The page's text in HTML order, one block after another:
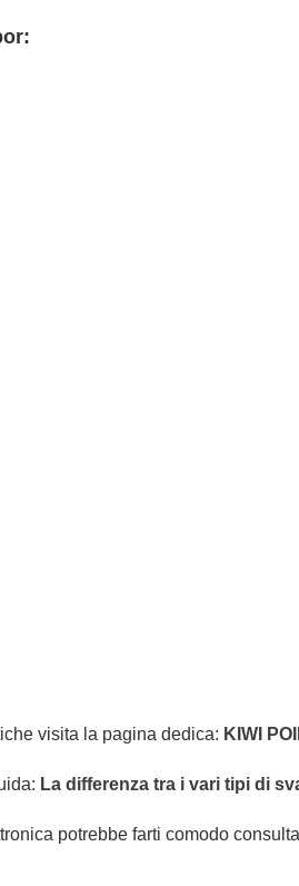
visita la pagina dedica: KIWI
La differenza tra i vari tipi di
potrebbe farti comodo